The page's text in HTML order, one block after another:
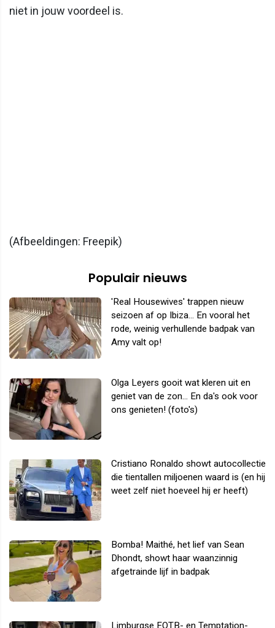
niet in jouw voordeel is.
(Afbeeldingen: Freepik)
Populair nieuws
'Real Housewives' trappen nieuw
seizoen af op Ibiza... En vooral het
rode, weinig verhullende badpak van
Amy valt op!
Olga Leyers gooit wat kleren uit en
geniet van de zon... En da's ook voor
ons genieten! (foto's)
Cristiano Ronaldo showt autocollectie
die tientallen miljoenen waard is (en hij
weet zelf niet hoeveel hij er heeft)
Bomba! Maithé, het lief van Sean
Dhondt, showt haar waanzinnig
afgetrainde lijf in badpak
Limburgse EOTB- en Temptation-